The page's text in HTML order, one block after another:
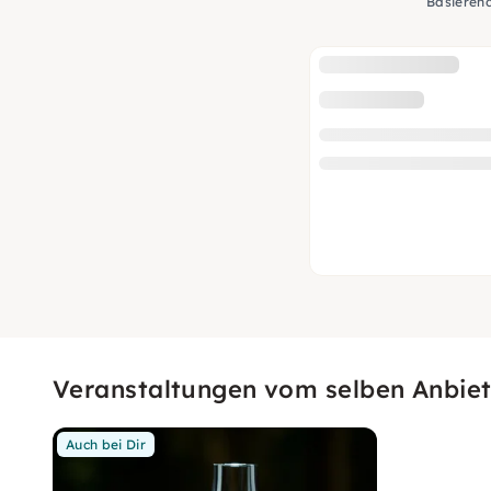
Veranstaltungen vom selben
Auch bei Dir